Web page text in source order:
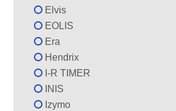
Elvis
EOLIS
Era
Hendrix
I-R TIMER
INIS
Izymo